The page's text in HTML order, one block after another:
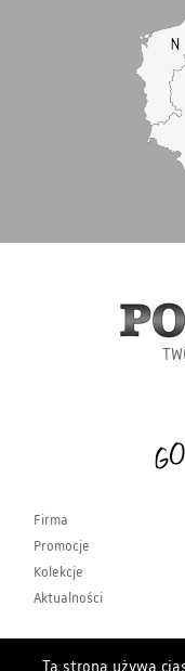
Firma
Promocje
Kolekcje
Aktualności